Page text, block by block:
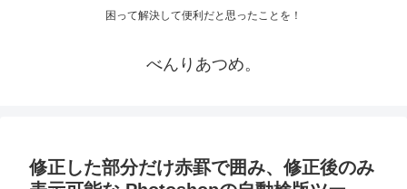
困って解決して便利だと思ったことを！
べんりあつめ。
修正した部分だけ赤罫で囲み、修正後のみ